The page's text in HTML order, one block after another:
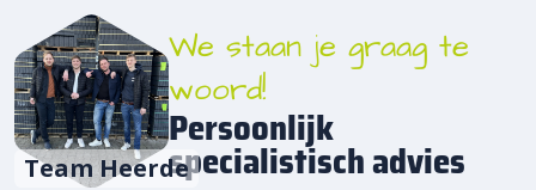
Team Heerde
We staan je graag te
woord!
Persoonlijk
specialistisch advies